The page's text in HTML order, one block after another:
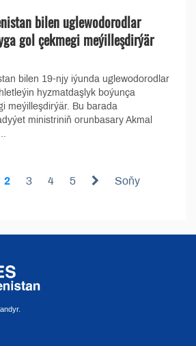
bilen uglewodorodlar
gol çekmegi meýilleşdirýär
bilen 19-njy iýunda uglewodorodlar
hyzmatdaşlyk boýunça
meýilleşdirýär. Bu barada
ministriniň orunbasary Akmal
2 3 4 5 Soňy